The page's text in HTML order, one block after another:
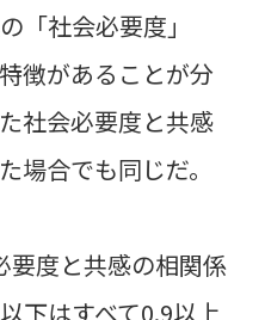
「社会必要度」
徴があることが分
社会必要度と共感
場合でも同じだ。
要度と共感の相関係
下はすべて0.9以上